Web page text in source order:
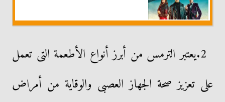
2.يعتبر الترمس من أبرز أنواع الأطعمة التى تعمل
على تعزيز صحة الجهاز العصبى والوقاية من أمراض